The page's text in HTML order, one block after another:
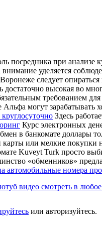
посредника при анализе
внимание уделяется
следует
достаточно высокая во
требованием
могут зарабатывать
Здесь
Курс электронных
в банкомате доллары
карты или мелкие покупки
Kuveyt Turk просто
«обменников»
автомобильные номера
ютуб видео смотреть в
или авторизуйтесь.